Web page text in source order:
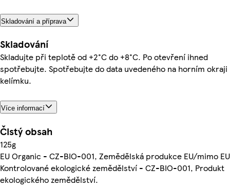
Skladování a příprava
Skladování
Skladujte při teplotě od +2°C do +8°C. Po otevření ihned
spotřebujte. Spotřebujte do data uvedeného na horním okraji
kelímku.
Více informací
Čistý obsah
125g
EU Organic - CZ-BIO-001, Zemědělská produkce EU/mimo
Kontrolované ekologické zemědělství - CZ-BIO-001, Produkt
ekologického zemědělství.